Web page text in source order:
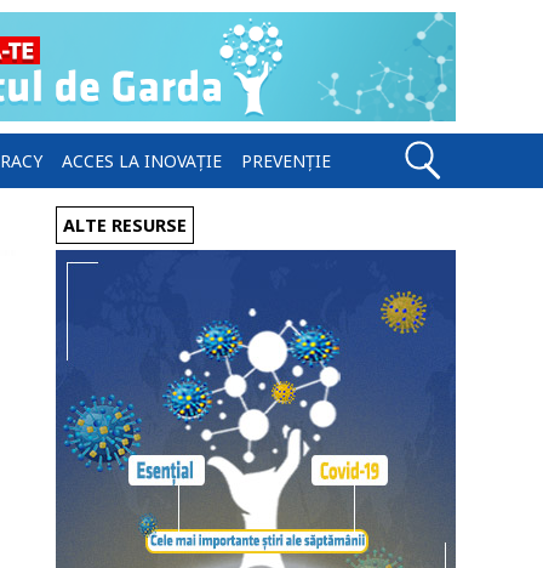
ACCES LA INOVAȚIE PREVENȚIE
ALTE RESURSE